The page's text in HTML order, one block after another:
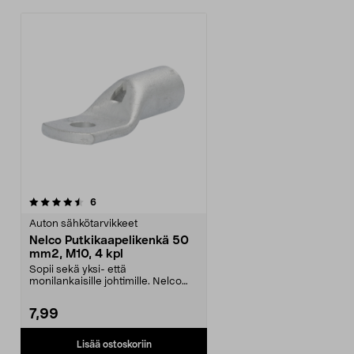
6arvostelut
Auton sähkötarvikkeet
Nelco Putkikaapelikenkä 50
mm2, M10, 4 kpl
Sopii sekä yksi- että
monilankaisille johtimille. Nelco
7,99
Lisää ostoskoriin